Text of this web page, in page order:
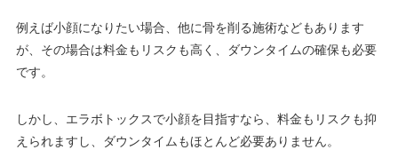
例えば小顔になりたい場合、他に骨を削る施術などもあります
が、その場合は料金もリスクも高く、ダウンタイムの確保も必要
です。
しかし、エラボトックスで小顔を目指すなら、料金もリスクも抑
えられますし、ダウンタイムもほとんど必要ありません。